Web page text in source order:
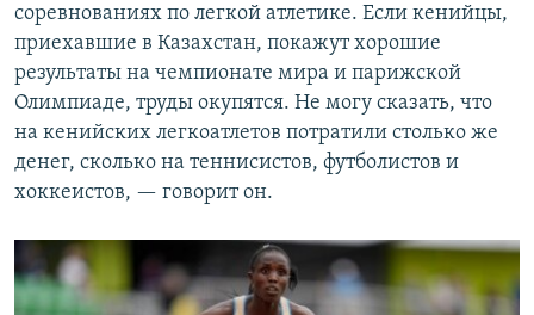
соревнованиях по легкой атлетике. Если кенийцы,
приехавшие в Казахстан, покажут хорошие
результаты на чемпионате мира и парижской
Олимпиаде, труды окупятся. Не могу сказать, что
на кенийских легкоатлетов потратили столько же
денег, сколько на теннисистов, футболистов и
хоккеистов, — говорит он.